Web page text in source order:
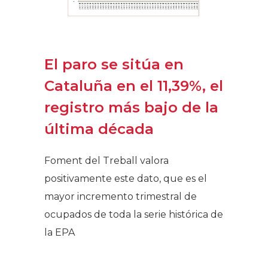
El paro se sitúa en
Cataluña en el 11,39%, el
registro más bajo de la
última década
Foment del Treball valora
positivamente este dato, que es el
mayor incremento trimestral de
ocupados de toda la serie histórica de
la EPA